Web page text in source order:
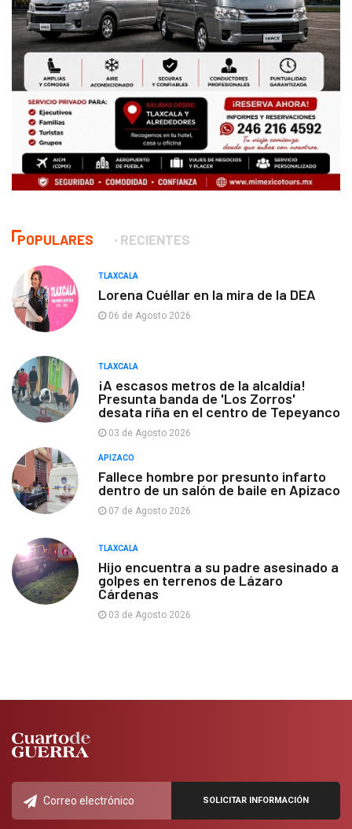
POPULARES RECIENTES
TLAXCALA
Lorena Cuéllar en la mira de la DEA
06 de Agosto 2026
TLAXCALA
¡A escasos metros de la alcaldía!
Presunta banda de 'Los Zorros'
desata riña en el centro de Tepeyanco
03 de Agosto 2026
APIZACO
Fallece hombre por presunto infarto
dentro de un salón de baile en Apizaco
07 de Agosto 2026
TLAXCALA
Hijo encuentra a su padre asesinado a
golpes en terrenos de Lázaro
Cárdenas
03 de Agosto 2026